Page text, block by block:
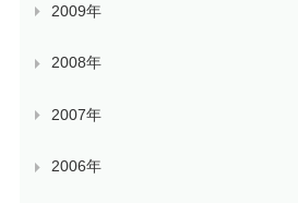
2009年
2008年
2007年
2006年